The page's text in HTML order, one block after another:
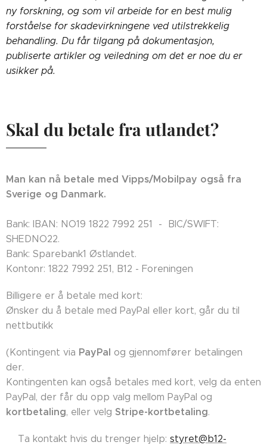
ny forskning, og som vil arbeide for en best mulig
forståelse for skadevirkningene ved utilstrekkelig
behandling. Du får tilgang på dokumentasjon,
publiserte artikler og veiledning om det er noe du er
usikker på.
Skal du betale fra utlandet?
Man kan nå betale med Vipps/Mobilpay også fra
Sverige og Danmark.
Bank: IBAN: NO19 1822 7992 251 - BIC/SWIFT:
SHEDNO22.
Bank: Sparebank1 Østlandet.
Kontonr: 1822 7992 251, B12 - Foreningen
Billigere er å betale med kort:
Ønsker du å betale med PayPal eller kort, går du til
nettbutikk
(Kontingent via PayPal og gjennomfører betalingen
der.
Kontingenten kan også betales med kort, velg da enten
PayPal, der får du opp valg mellom PayPal og
kortbetaling, eller velg Stripe-kortbetaling.
👉🏼Ta kontakt hvis du trenger hjelp: styret@b12-